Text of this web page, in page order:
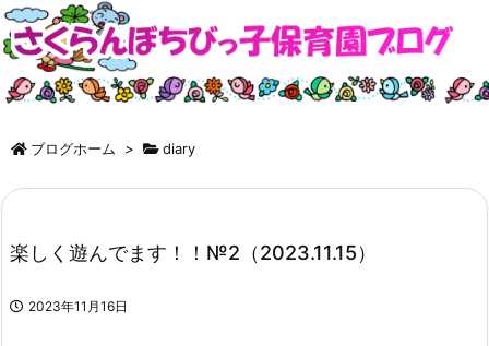
ブログホーム > diary
楽しく遊んでます！！№2（2023.11.15）
2023年11月16日